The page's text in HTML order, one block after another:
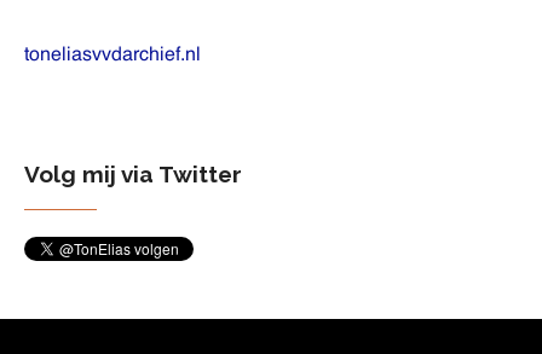
toneliasvvdarchief.nl
Volg mij via Twitter